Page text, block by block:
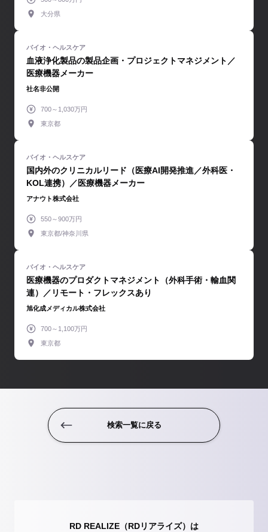
大分県
血液浄化製品の製品企画・プロジェクトマネジメント／
医療機器メーカー
社名非公開
700～1,030万円
東京都
国内外のクリニカルリード（医療AI開発推進／外科医・
KOL連携）／医療機器メーカー
アナウト株式会社
550～900万円
東京都/神奈川県
医療機器のプロダクトマネジメント（外科手術・輸血関
連）／リモート・フレックスあり
旭化成メディカル株式会社
700～1,100万円
東京都
検索一覧に戻る
RD REALIZE（RDリアライズ）は